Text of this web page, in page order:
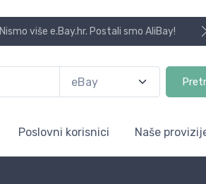
Nismo više e.Bay.hr. Postali smo AliBay!
Poslovni korisnici Naše